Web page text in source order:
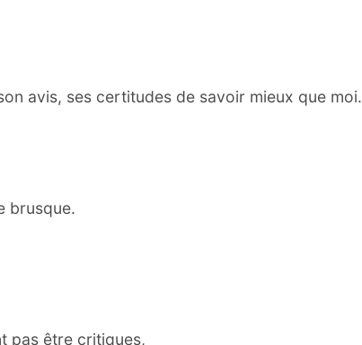
avis, ses certitudes de savoir mieux que moi.
brusque.
pas être critiques,